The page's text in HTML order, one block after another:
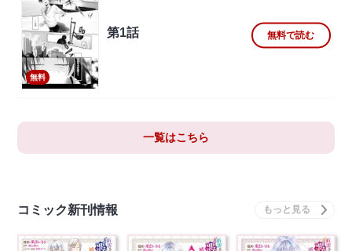
無料
第1話 無料で読む
一覧はこちら
コミック新刊情報